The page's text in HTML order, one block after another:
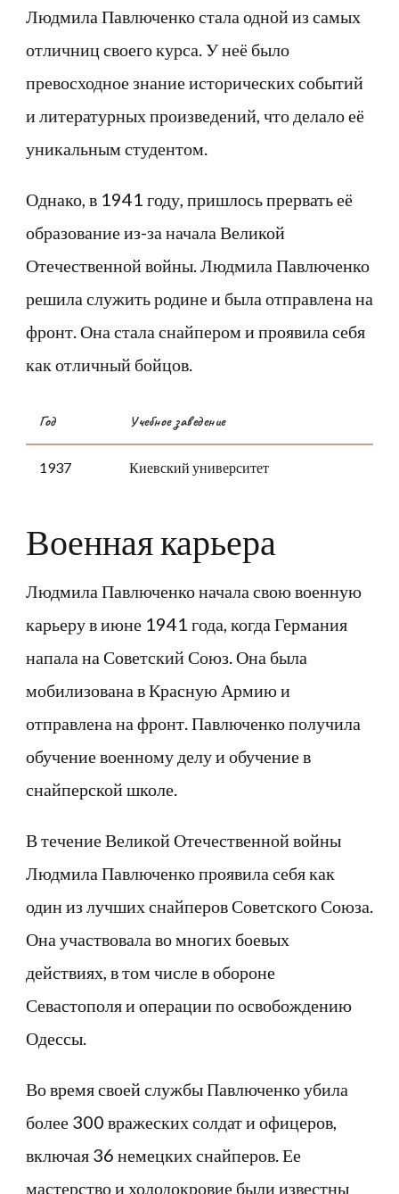
Людмила Павлюченко стала одной из самых
отличниц своего курса. У неё было
превосходное знание исторических событий
и литературных произведений, что делало её
уникальным студентом.
Однако, в 1941 году, пришлось прервать её
образование из-за начала Великой
Отечественной войны. Людмила Павлюченко
решила служить родине и была отправлена на
фронт. Она стала снайпером и проявила себя
как отличный бойцов.
Год Учебное заведение
1937 Киевский университет
Военная карьера
Людмила Павлюченко начала свою военную
карьеру в июне 1941 года, когда Германия
напала на Советский Союз. Она была
мобилизована в Красную Армию и
отправлена на фронт. Павлюченко получила
обучение военному делу и обучение в
снайперской школе.
В течение Великой Отечественной войны
Людмила Павлюченко проявила себя как
один из лучших снайперов Советского Союза.
Она участвовала во многих боевых
действиях, в том числе в обороне
Севастополя и операции по освобождению
Одессы.
Во время своей службы Павлюченко убила
более 300 вражеских солдат и офицеров,
включая 36 немецких снайперов. Ее
мастерство и холодокровие были известны